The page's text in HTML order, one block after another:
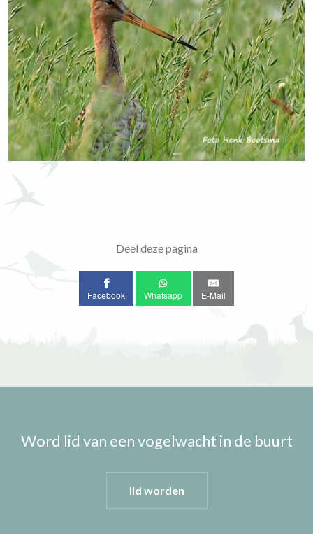
Deel deze pagina
Facebook Whatsapp E-Mail
Word lid van een vogelwacht in de buurt
lid worden